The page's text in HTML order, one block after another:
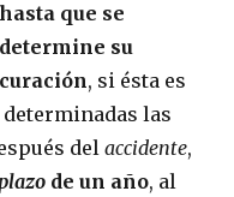
hasta que se
determine su
curación, si ésta es
las
delaccidente,
de un año, al